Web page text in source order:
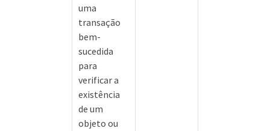
uma
transação
bem-
sucedida
para
verificar a
existência
de um
objeto ou